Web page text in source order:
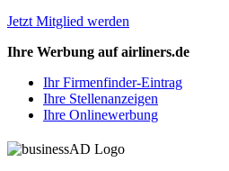
Jetzt Mitglied werden
Ihre Werbung auf airliners.de
Ihr Firmenfinder-Eintrag
Ihre Stellenanzeigen
Ihre Onlinewerbung